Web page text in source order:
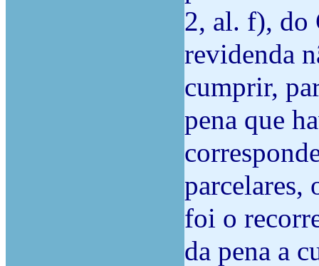
2, al. f), do
revidenda
cumprir,
pena que
parcelares,
foi o
da pena a